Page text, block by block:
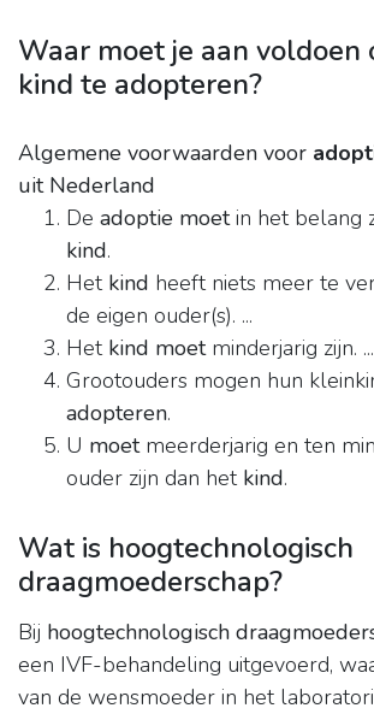
Waar moet je aan voldoen
kind te adopteren?
Algemene voorwaarden voor
uit Nederland
De adoptie moetin het belang
kind.
Het kind heeft niets meer te
de eigen ouder(s). ...
Het kind moetminderjarig zijn. ...
Grootouders mogen hun
adopteren.
U moetmeerderjarig en ten
ouder zijn dan het kind.
Wat is hoogtechnologisch
draagmoederschap?
Bij hoogtechnologisch
een IVF-behandeling uitgevoerd,
van de wensmoeder in het